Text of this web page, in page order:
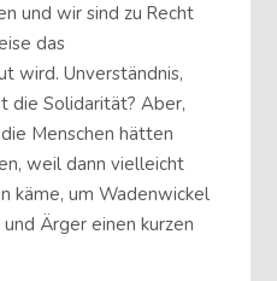
und wir sind zu Recht
das
wird. Unverständnis,
die Solidarität? Aber,
Menschen hätten
weil dann vielleicht
käme, um Wadenwickel
Ärger einen kurzen